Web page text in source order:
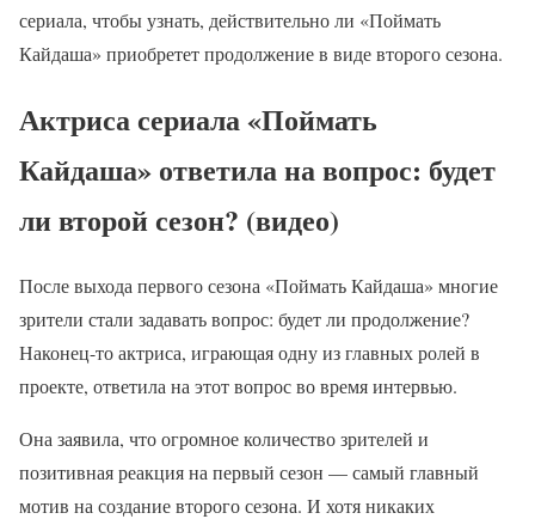
сериала, чтобы узнать, действительно ли «Поймать
Кайдаша» приобретет продолжение в виде второго сезона.
Актриса сериала «Поймать
Кайдаша» ответила на вопрос: будет
ли второй сезон? (видео)
После выхода первого сезона «Поймать Кайдаша» многие
зрители стали задавать вопрос: будет ли продолжение?
Наконец-то актриса, играющая одну из главных ролей в
проекте, ответила на этот вопрос во время интервью.
Она заявила, что огромное количество зрителей и
позитивная реакция на первый сезон — самый главный
мотив на создание второго сезона. И хотя никаких